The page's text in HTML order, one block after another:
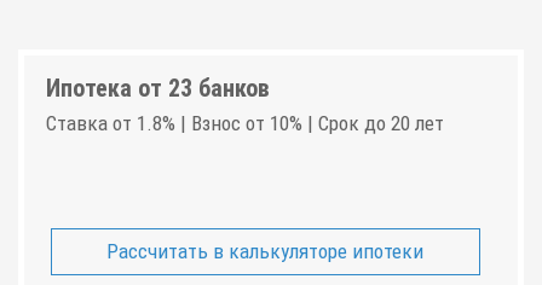
Ипотека от 23 банков
Ставка от 1.8% | Взнос от 10% | Срок до 20 лет
Рассчитать в калькуляторе ипотеки